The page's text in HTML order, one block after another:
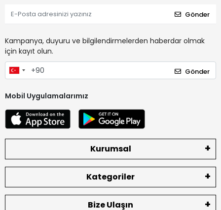
Gönder
Kampanya, duyuru ve bilgilendirmelerden haberdar olmak
için kayıt olun.
Gönder
Mobil Uygulamalarımız
Kurumsal
Kategoriler
Bize Ulaşın